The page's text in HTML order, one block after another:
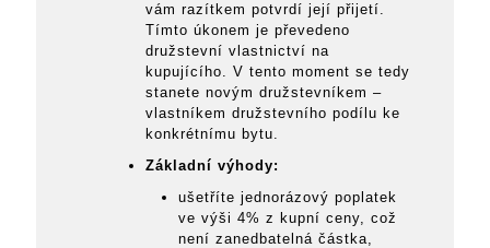
vám razítkem potvrdí její přijetí.
Tímto úkonem je převedeno
družstevní vlastnictví na
kupujícího. V tento moment se tedy
stanete novým družstevníkem –
vlastníkem družstevního podílu ke
konkrétnímu bytu.
Základní výhody:
ušetříte jednorázový poplatek
ve výši 4% z kupní ceny, což
není zanedbatelná částka,